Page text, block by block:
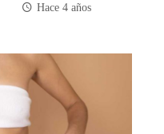
Hace 4 años